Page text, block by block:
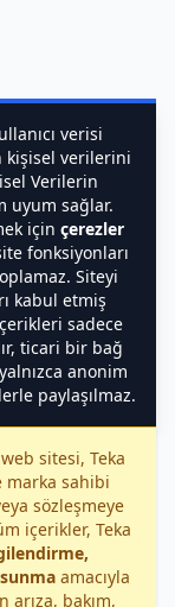
verisi
kişisel verilerini
Verilerin
uyum sağlar.
için çerezler
fonksiyonları
Siteyi
kabul etmiş
sadece
ticari bir bağ
anonim
paylaşılmaz.
sitesi, Teka
marka sahibi
sözleşmeye
içerikler, Teka
amacıyla
arıza, bakım,